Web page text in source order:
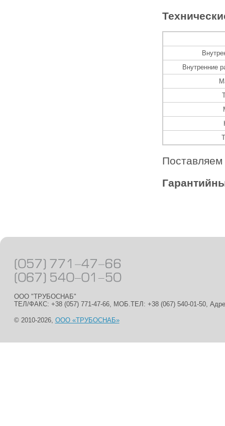
Внутренние
ООО "ТРУБОСНАБ"
ТЕЛ/ФАКС: +38 (057) 771-47-66, МОБ.ТЕЛ: +38 (067) 540-01-50,
© 2010-2026, ООО «ТРУБОСНАБ»